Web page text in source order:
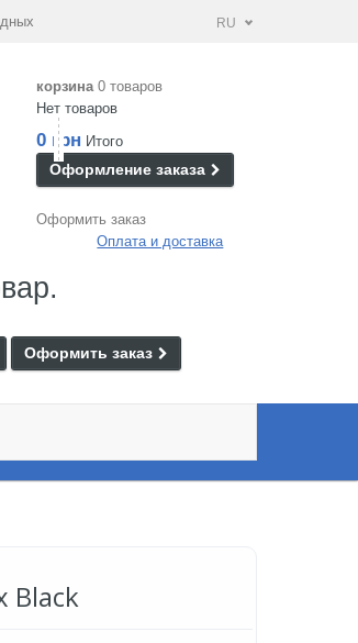
RU
корзина 0 товаров
Нет товаров
0 грн Итого
Оформление заказа
Оформить заказ
Оплата и доставка
Оформить заказ
Black